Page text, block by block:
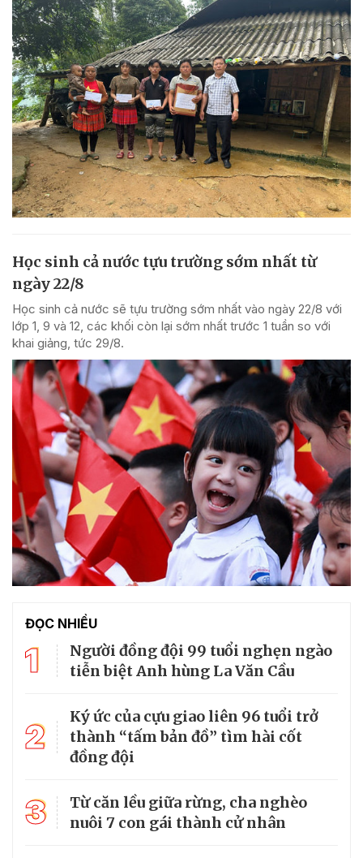
Học sinh cả nước tựu trường sớm nhất từ
ngày 22/8
Học sinh cả nước sẽ tựu trường sớm nhất vào ngày 22/8 với
lớp 1, 9 và 12, các khối còn lại sớm nhất trước 1 tuần so với
khai giảng, tức 29/8.
ĐỌC NHIỀU
1
Người đồng đội 99 tuổi nghẹn ngào
tiễn biệt Anh hùng La Văn Cầu
2
Ký ức của cựu giao liên 96 tuổi trở
thành “tấm bản đồ” tìm hài cốt
đồng đội
3
Từ căn lều giữa rừng, cha nghèo
nuôi 7 con gái thành cử nhân